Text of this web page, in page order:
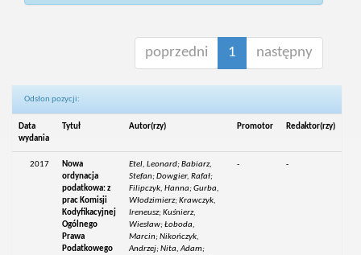
poprzedni 1 następny
Odsłon pozycji:
Data
wydania
Tytuł Autor(rzy) Promotor Redaktor(rzy)
2017
Nowa
ordynacja
podatkowa: z
prac Komisji
Kodyfikacyjnej
Ogólnego
Prawa
Podatkowego
Etel, Leonard; Babiarz,
Stefan; Dowgier, Rafał;
Filipczyk, Hanna; Gurba,
Włodzimierz; Krawczyk,
Ireneusz; Kuśnierz,
Wiesław; Łoboda,
Marcin; Nikończyk,
Andrzej; Nita, Adam;
- -